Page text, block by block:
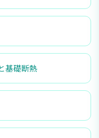
基礎断熱